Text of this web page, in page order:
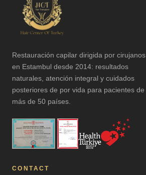
Restauración capilar dirigida por cirujanos
en Estambul desde 2014: resultados
naturales, atención integral y cuidados
posteriores de por vida para pacientes de
más de 50 países.
CONTACT